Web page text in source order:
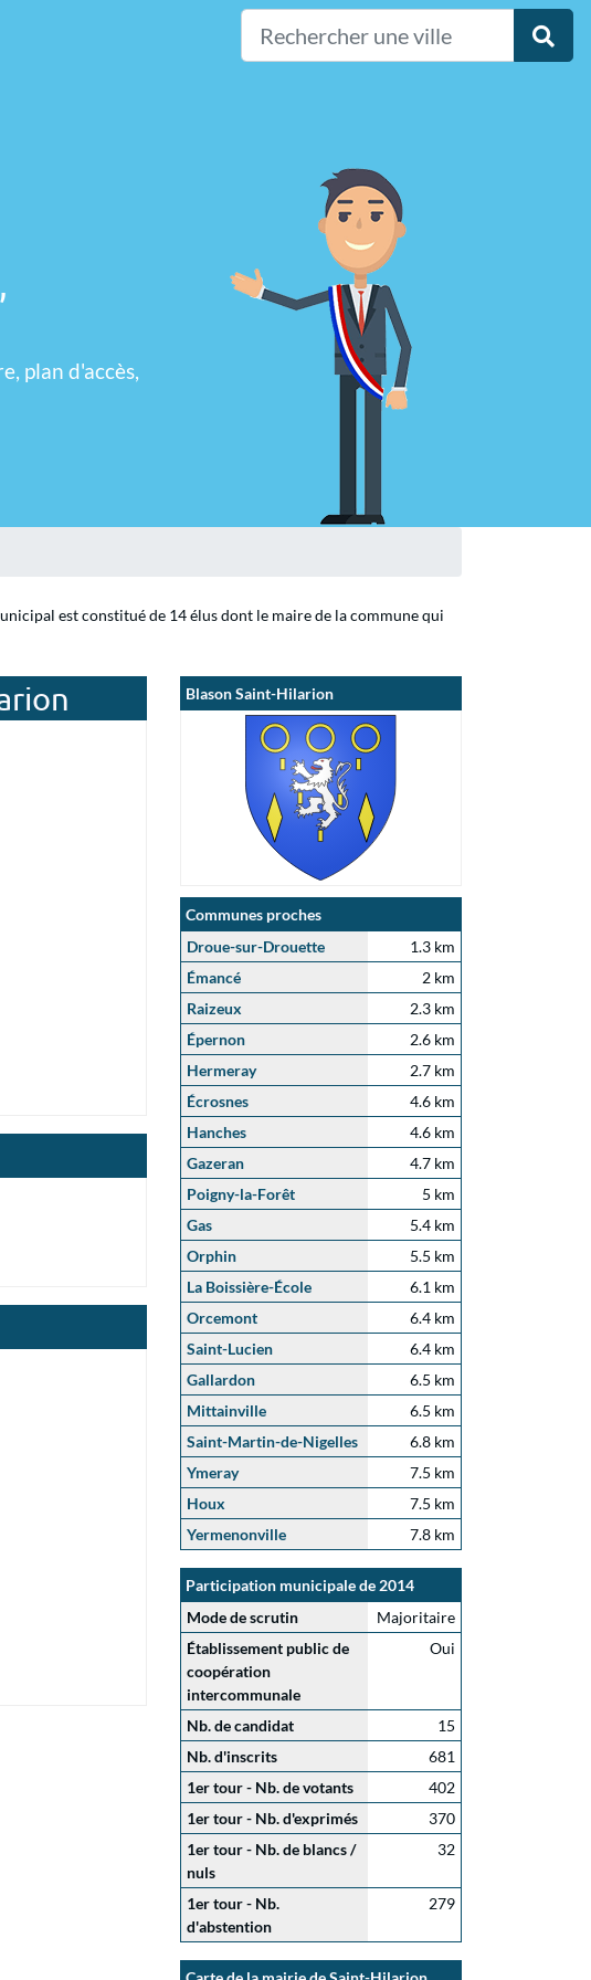
plan d'accès,
est constitué de 14 élus dont le maire de la commune qui
Blason Saint-Hilarion
Communes proches
Droue-sur-Drouette
1.3 km
Émancé
2 km
Raizeux
2.3 km
Épernon
2.6 km
Hermeray
2.7 km
Écrosnes
4.6 km
Hanches
4.6 km
Gazeran
4.7 km
Poigny-la-Forêt
5 km
Gas
5.4 km
Orphin
5.5 km
La Boissière-École
6.1 km
Orcemont
6.4 km
Saint-Lucien
6.4 km
Gallardon
6.5 km
Mittainville
6.5 km
Saint-Martin-de-Nigelles
6.8 km
Ymeray
7.5 km
Houx
7.5 km
Yermenonville
7.8 km
Participation municipale de 2014
Mode de scrutin
Majoritaire
Établissement public de
coopération
intercommunale
Oui
Nb. de candidat
15
Nb. d'inscrits
681
1er tour - Nb. de votants
402
1er tour - Nb. d'exprimés
370
1er tour - Nb. de blancs /
nuls
32
1er tour - Nb.
d'abstention
279